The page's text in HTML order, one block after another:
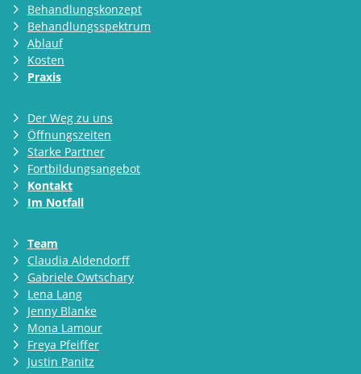
Behandlungskonzept
Behandlungsspektrum
Ablauf
Kosten
Praxis
Der Weg zu uns
Öffnungszeiten
Starke Partner
Fortbildungsangebot
Kontakt
Im Notfall
Team
Claudia Aldendorff
Gabriele Owtschary
Lena Lang
Jenny Blanke
Mona Lamour
Freya Pfeiffer
Justin Panitz